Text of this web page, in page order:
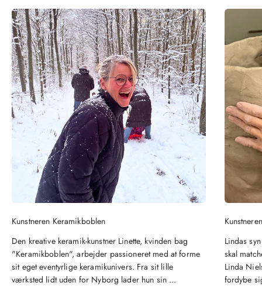
Kunstneren Keramikboblen
Den kreative keramik-kunstner Linette, kvinden bag
"Keramikboblen", arbejder passioneret med at forme
sit eget eventyrlige keramikunivers. Fra sit lille
værksted lidt uden for Nyborg lader hun sin ...
Lindas
skal
Linda
fordybe